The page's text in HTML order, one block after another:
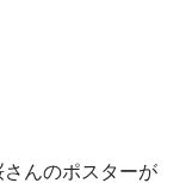
んのポスターが